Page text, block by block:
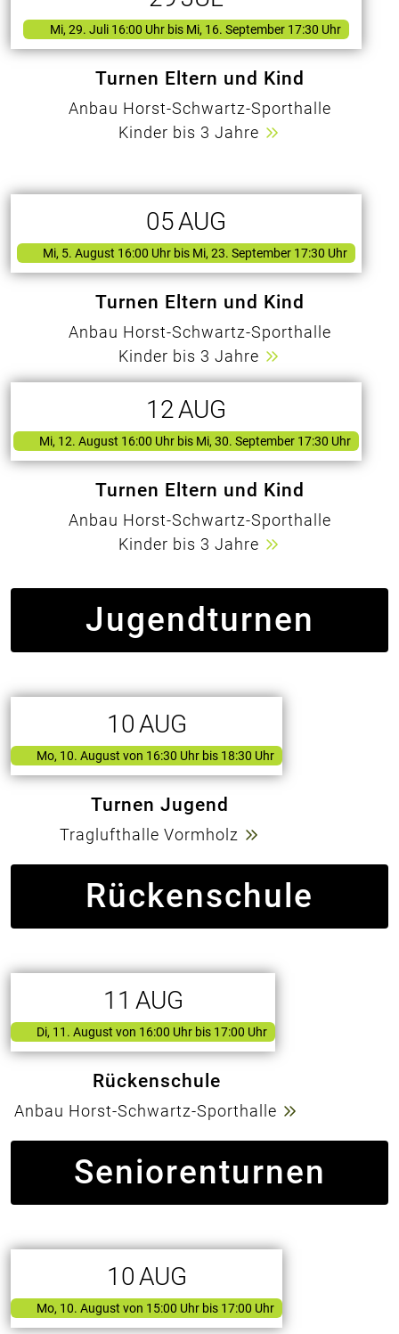
Mi, 29. Juli 16:00 Uhr bis Mi, 16. September 17:30 Uhr
Turnen Eltern und Kind
Anbau Horst-Schwartz-Sporthalle
Kinder bis 3 Jahre
05AUG
Mi, 5. August 16:00 Uhr bis Mi, 23. September 17:30 Uhr
Turnen Eltern und Kind
Anbau Horst-Schwartz-Sporthalle
Kinder bis 3 Jahre
12AUG
Mi, 12. August 16:00 Uhr bis Mi, 30. September 17:30 Uhr
Turnen Eltern und Kind
Anbau Horst-Schwartz-Sporthalle
Kinder bis 3 Jahre
Jugendturnen
10 AUG
Mo, 10. August von 16:30 Uhr bis 18:30 Uhr
Turnen Jugend
Traglufthalle Vormholz
Rückenschule
11 AUG
Di, 11. August von 16:00 Uhr bis 17:00 Uhr
Rückenschule
Anbau Horst-Schwartz-Sporthalle
Seniorenturnen
10 AUG
Mo, 10. August von 15:00 Uhr bis 17:00 Uhr